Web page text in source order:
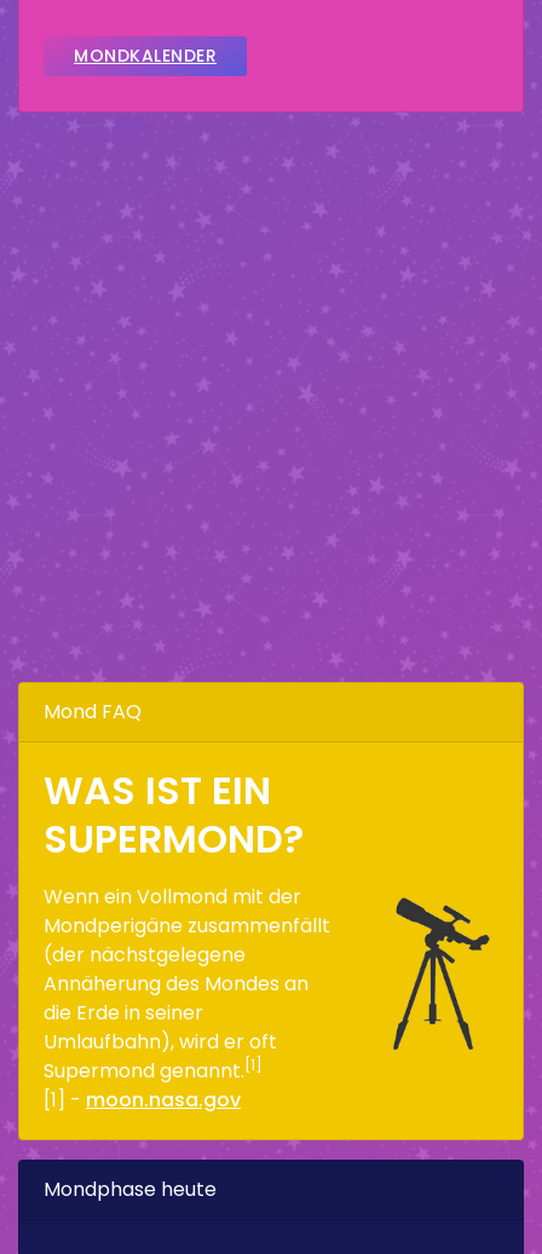
MONDKALENDER
Mond FAQ
WAS IST EIN
SUPERMOND?
Wenn ein Vollmond mit der
Mondperigäne zusammenfällt
(der nächstgelegene
Annäherung des Mondes an
die Erde in seiner
Umlaufbahn), wird er oft
Supermond genannt. [1]
[1] - moon.nasa.gov
Mondphase heute